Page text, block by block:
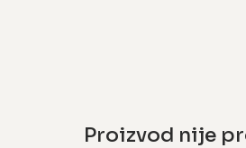
Proizvod nije